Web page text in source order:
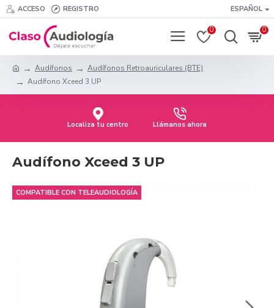
ACCESO REGISTRO ESPAÑOL
0 0
Audífonos
Audífonos Retroauriculares (BTE)
Audífono Xceed 3 UP
Localiza tu centro Llámanos ahora
Audífono Xceed 3 UP
COMPATIBLE CON TELEAUDIOLOGÍA